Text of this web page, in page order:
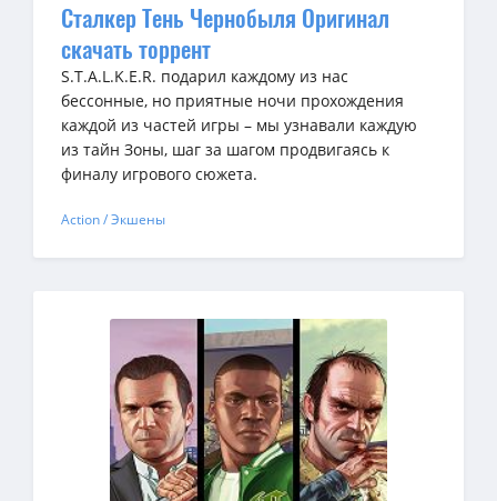
Сталкер Тень Чернобыля Оригинал
скачать торрент
S.T.A.L.K.E.R. подарил каждому из нас
бессонные, но приятные ночи прохождения
каждой из частей игры – мы узнавали каждую
из тайн Зоны, шаг за шагом продвигаясь к
финалу игрового сюжета.
Action / Экшены